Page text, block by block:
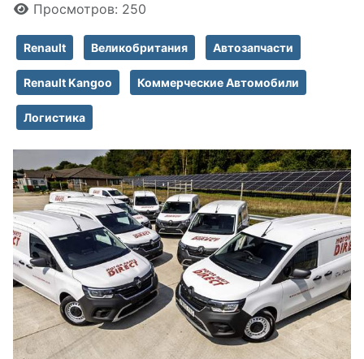
Просмотров: 250
Renault Великобритания Автозапчасти
Renault Kangoo Коммерческие Автомобили
Логистика